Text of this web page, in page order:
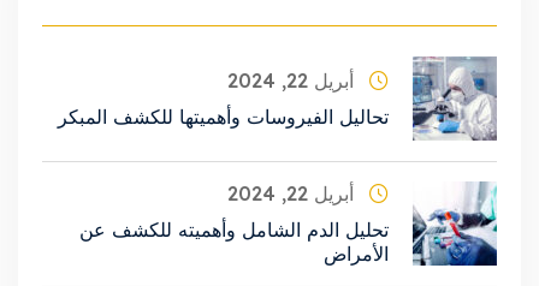
أبريل 22, 2024
تحاليل الفيروسات وأهميتها للكشف المبكر
أبريل 22, 2024
تحليل الدم الشامل وأهميته للكشف عن
الأمراض